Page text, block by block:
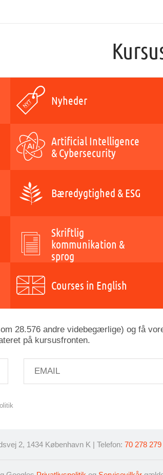
Nyheder
Artificial Intelligence
& Cybersecurity
Bæredygtighed & ESG
Skriftlig
kommunikation &
sprog
Courses in English
28.576 andre videbegærlige) og få
på kursusfronten.
2, 1434 København K | Telefon: 70 278 279